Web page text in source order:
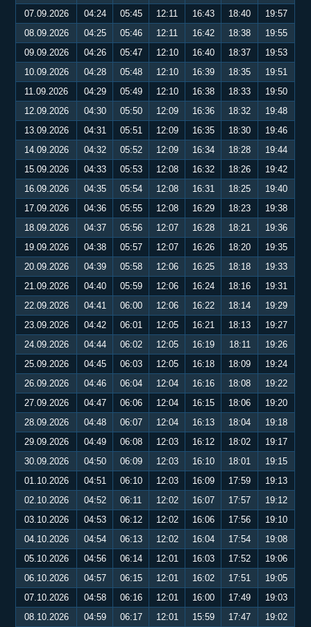
07.09.2026
04:24 05:45 12:11 16:43 18:40
19:57
08.09.2026
04:25 05:46 12:11 16:42 18:38
19:55
09.09.2026
04:26 05:47 12:10 16:40 18:37
19:53
10.09.2026
04:28 05:48 12:10 16:39 18:35
19:51
11.09.2026
04:29 05:49 12:10 16:38 18:33
19:50
12.09.2026
04:30 05:50 12:09 16:36 18:32
19:48
13.09.2026
04:31 05:51 12:09 16:35 18:30
19:46
14.09.2026
04:32 05:52 12:09 16:34 18:28
19:44
15.09.2026
04:33 05:53 12:08 16:32 18:26
19:42
16.09.2026
04:35 05:54 12:08 16:31 18:25
19:40
17.09.2026
04:36 05:55 12:08 16:29 18:23
19:38
18.09.2026
04:37 05:56 12:07 16:28 18:21
19:36
19.09.2026
04:38 05:57 12:07 16:26 18:20
19:35
20.09.2026
04:39 05:58 12:06 16:25 18:18
19:33
21.09.2026
04:40 05:59 12:06 16:24 18:16
19:31
22.09.2026
04:41 06:00 12:06 16:22 18:14
19:29
23.09.2026
04:42 06:01 12:05 16:21 18:13
19:27
24.09.2026
04:44 06:02 12:05 16:19 18:11
19:26
25.09.2026
04:45 06:03 12:05 16:18 18:09
19:24
26.09.2026
04:46 06:04 12:04 16:16 18:08
19:22
27.09.2026
04:47 06:06 12:04 16:15 18:06
19:20
28.09.2026
04:48 06:07 12:04 16:13 18:04
19:18
29.09.2026
04:49 06:08 12:03 16:12 18:02
19:17
30.09.2026
04:50 06:09 12:03 16:10 18:01
19:15
01.10.2026
04:51 06:10 12:03 16:09 17:59
19:13
02.10.2026
04:52 06:11 12:02 16:07 17:57
19:12
03.10.2026
04:53 06:12 12:02 16:06 17:56
19:10
04.10.2026
04:54 06:13 12:02 16:04 17:54
19:08
05.10.2026
04:56 06:14 12:01 16:03 17:52
19:06
06.10.2026
04:57 06:15 12:01 16:02 17:51
19:05
07.10.2026
04:58 06:16 12:01 16:00 17:49
19:03
08.10.2026
04:59 06:17 12:01 15:59 17:47
19:02